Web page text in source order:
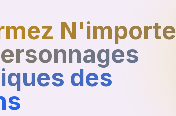
N'importe
des